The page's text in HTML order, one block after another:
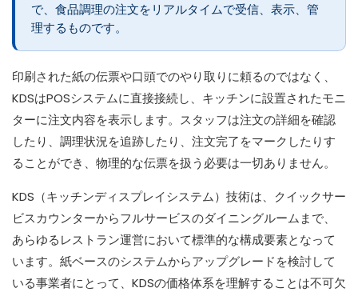
で、食品調理の注文をリアルタイムで受信、表示、管
理するものです。
印刷された紙の伝票や口頭でのやり取りに頼るのではなく、
KDSはPOSシステムに直接接続し、キッチンに設置されたモニ
ターに注文内容を表示します。スタッフは注文の詳細を確認
したり、調理状況を追跡したり、注文完了をマークしたりす
ることができ、物理的な伝票を扱う必要は一切ありません。
KDS（キッチンディスプレイシステム）技術は、クイックサー
ビスカウンターからフルサービスのダイニングルームまで、
あらゆるレストラン運営において標準的な構成要素となって
います。紙ベースのシステムからアップグレードを検討して
いる事業者にとって、KDSの価格体系を理解することは不可欠